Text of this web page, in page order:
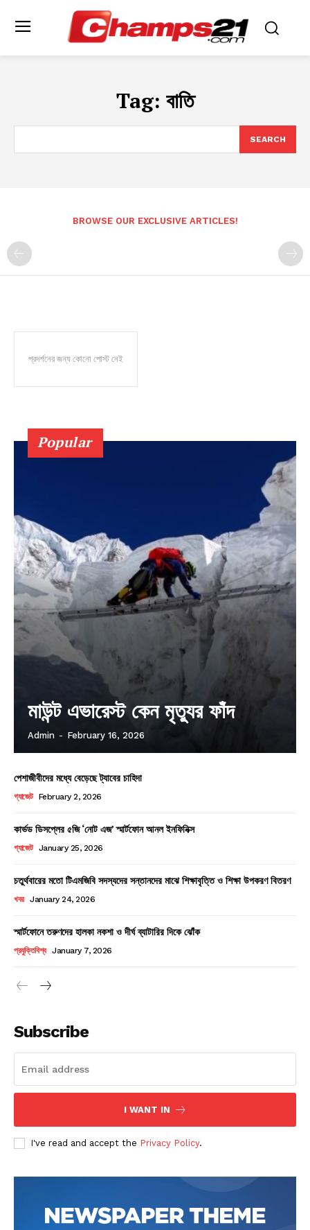
Company
About
Subscription Plans
My account
Tag: বাতি
SEARCH
BROWSE OUR EXCLUSIVE ARTICLES!
প্রদর্শনের জন্য কোনো পোস্ট নেই
Popular
মাউন্ট এভারেস্ট কেন মৃত্যুর ফাঁদ
Admin - February 16, 2026
পেশাজীবীদের মধ্যে বেড়েছে ট্যাবের চাহিদা
গ্যাজেট February 2, 2026
কার্ভড ডিসপ্লের ৫জি ‘নোট এজ’ স্মার্টফোন আনল ইনফিনিক্স
গ্যাজেট January 25, 2026
চতুর্থবারের মতো টিএমজিবি সদস্যদের সন্তানদের মাঝে শিক্ষাবৃত্তি ও শিক্ষা উপকরণ বিতরণ
খবর January 24, 2026
স্মার্টফোনে তরুণদের হালকা নকশা ও দীর্ঘ ব্যাটারির দিকে ঝোঁক
প্রযুক্তিবিশ্ব January 7, 2026
Subscribe
I WANT IN
I've read and accept the Privacy Policy.